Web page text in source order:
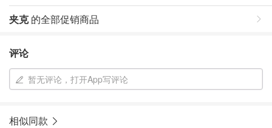
夹克的全部促销商品
评论
暂无评论，打开App写评论
相似同款